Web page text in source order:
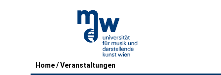
Home/Veranstaltungen